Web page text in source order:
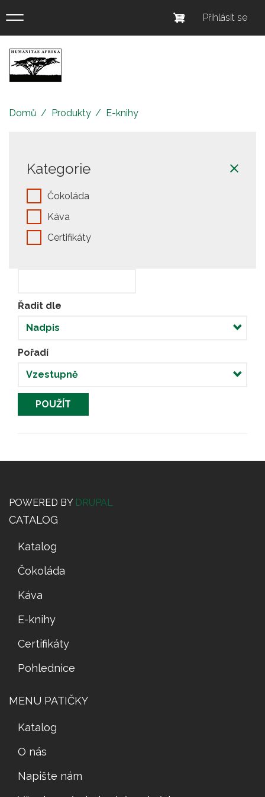
obsahu
Menu
Přihlásit se
Eshop
Humanitas
Afrika
Domů Produkty E-knihy
Kategorie
Čokoláda
Káva
Certifikáty
Řadit dle
Pořadí
POUŽÍT
POWERED BY DRUPAL
CATALOG
Katalog
Čokoláda
Káva
E-knihy
Certifikáty
Pohlednice
MENU PATIČKY
Katalog
O nás
Napište nám